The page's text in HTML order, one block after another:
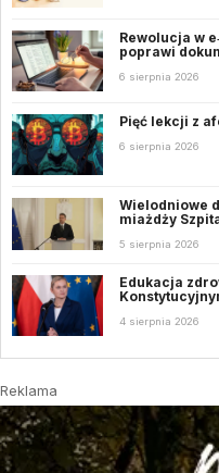
Rewolucja w
poprawi
6 sierpnia 2026
Pięć lekcji z
6 sierpnia 2026
Wielodniowe
miażdży
5 sierpnia 2026
Edukacja
4 sierpnia 2026
Reklama